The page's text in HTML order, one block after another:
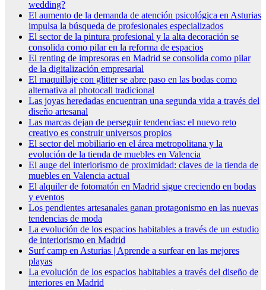
wedding?
El aumento de la demanda de atención psicológica en Asturias
impulsa la búsqueda de profesionales especializados
El sector de la pintura profesional y la alta decoración se
consolida como pilar en la reforma de espacios
El renting de impresoras en Madrid se consolida como pilar
de la digitalización empresarial
El maquillaje con glitter se abre paso en las bodas como
alternativa al photocall tradicional
Las joyas heredadas encuentran una segunda vida a través del
diseño artesanal
Las marcas dejan de perseguir tendencias: el nuevo reto
creativo es construir universos propios
El sector del mobiliario en el área metropolitana y la
evolución de la tienda de muebles en Valencia
El auge del interiorismo de proximidad: claves de la tienda de
muebles en Valencia actual
El alquiler de fotomatón en Madrid sigue creciendo en bodas
y eventos
Los pendientes artesanales ganan protagonismo en las nuevas
tendencias de moda
La evolución de los espacios habitables a través de un estudio
de interiorismo en Madrid
Surf camp en Asturias | Aprende a surfear en las mejores
playas
La evolución de los espacios habitables a través del diseño de
interiores en Madrid